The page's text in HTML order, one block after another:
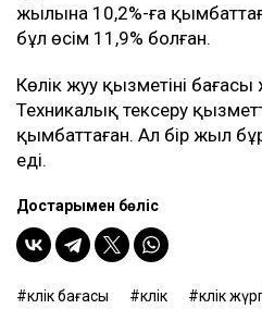
жылына 10,2%-ға
бұл өсім 11,9% болған.
Көлік жуу қызметінің
Техникалық тексеру
қымбаттаған. Ал бір жыл
еді.
Достарыңмен бөліс
көлік бағасы көлік көлік